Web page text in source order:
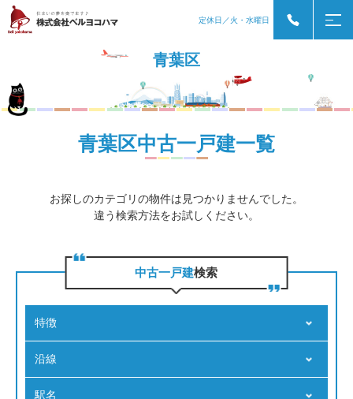
定休日／火・水曜日
青葉区
青葉区中古一戸建一覧
お探しのカテゴリの物件は見つかりませんでした。
違う検索方法をお試しください。
中古一戸建検索
特徴
沿線
駅名